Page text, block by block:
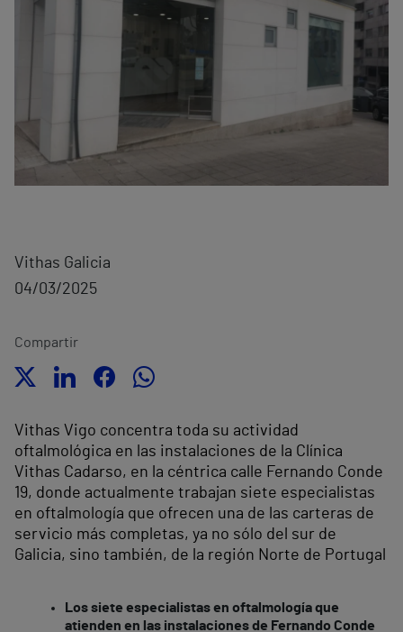
Vithas Galicia
04/03/2025
Compartir
Vithas Vigo concentra toda su actividad
oftalmológica en las instalaciones de la Clínica
Vithas Cadarso, en la céntrica calle Fernando Conde
19, donde actualmente trabajan siete especialistas
en oftalmología que ofrecen una de las carteras de
servicio más completas, ya no sólo del sur de
Galicia, sino también, de la región Norte de Portugal
Los siete especialistas en oftalmología que
atienden en las instalaciones de Fernando Conde